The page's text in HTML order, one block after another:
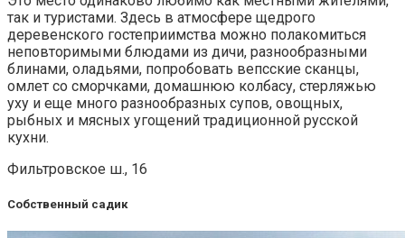
так и туристами. Здесь в атмосфере щедрого
деревенского гостеприимства можно полакомиться
неповторимыми блюдами из дичи, разнообразными
блинами, оладьями, попробовать вепсские сканцы,
омлет со сморчками, домашнюю колбасу, стерляжью
уху и еще много разнообразных супов, овощных,
рыбных и мясных угощений традиционной русской
кухни.
Фильтровское ш., 16
Собственный садик